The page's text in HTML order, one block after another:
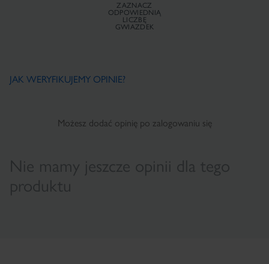
ZAZNACZ
ODPOWIEDNIĄ
LICZBĘ
GWIAZDEK
JAK WERYFIKUJEMY OPINIE?
Możesz dodać opinię po zalogowaniu się
Nie mamy jeszcze opinii dla tego
produktu